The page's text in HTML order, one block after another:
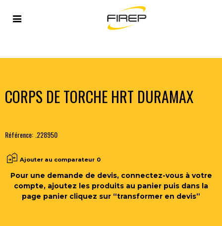
Accueil
TORCHES MANUELLES ET
CORPS DE TORCHE HRT DURAMAX
CORPS DE TORCHE HRT DURAMAX
Référence: .228950
Ajouter au comparateur 0
Pour une demande de devis, connectez-vous à votre
compte, ajoutez les produits au panier puis dans la
page panier cliquez sur “transformer en devis”